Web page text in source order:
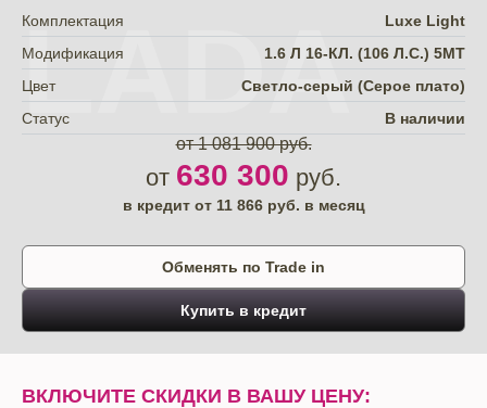
LADA
Комплектация
Luxe Light
Модификация
1.6 Л 16-КЛ. (106 Л.С.) 5МТ
Цвет
Светло-серый (Серое плато)
Статус
В наличии
от 1 081 900 руб.
от 630 300 руб.
в кредит от 11 866руб. в месяц
Обменять по Trade in
Купить в кредит
ВКЛЮЧИТЕ СКИДКИ В ВАШУ ЦЕНУ: